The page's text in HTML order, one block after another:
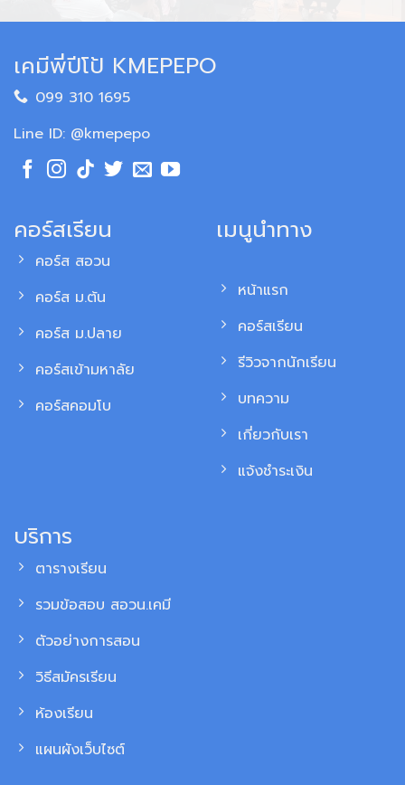
เคมีพี่ปีโป้ KMEPEPO
099 310 1695
Line ID: @kmepepo
คอร์สเรียน
คอร์ส สอวน
คอร์ส ม.ต้น
คอร์ส ม.ปลาย
คอร์สเข้ามหาลัย
คอร์สคอมโบ
เมนูนำทาง
หน้าแรก
คอร์สเรียน
รีวิวจากนักเรียน
บทความ
เกี่ยวกับเรา
แจ้งชำระเงิน
บริการ
ตารางเรียน
รวมข้อสอบ สอวน.เคมี
ตัวอย่างการสอน
วิธีสมัครเรียน
ห้องเรียน
แผนผังเว็บไซต์